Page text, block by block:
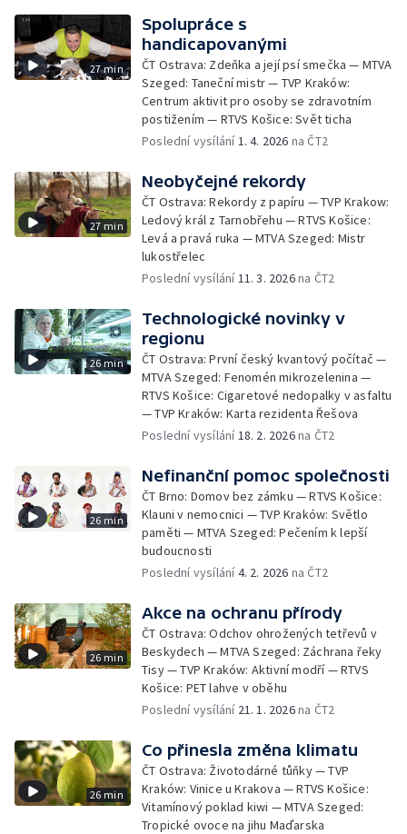
27 min
Spolupráce s
handicapovanými
ČT Ostrava: Zdeňka a její psí smečka — MTVA
Szeged: Taneční mistr — TVP Kraków:
Centrum aktivit pro osoby se zdravotním
postižením — RTVS Košice: Svět ticha
Poslední vysílání1. 4. 2026 na ČT2
27 min
Neobyčejné rekordy
ČT Ostrava: Rekordy z papíru — TVP Krakow:
Ledový král z Tarnobřehu — RTVS Košice:
Levá a pravá ruka — MTVA Szeged: Mistr
lukostřelec
Poslední vysílání11. 3. 2026na ČT2
26 min
Technologické novinky v
regionu
ČT Ostrava: První český kvantový počítač —
MTVA Szeged: Fenomén mikrozelenina —
RTVS Košice: Cigaretové nedopalky v asfaltu
— TVP Kraków: Karta rezidenta Řešova
Poslední vysílání18. 2. 2026na ČT2
26 min
Nefinanční pomoc společnosti
ČT Brno: Domov bez zámku — RTVS Košice:
Klauni v nemocnici — TVP Kraków: Světlo
paměti — MTVA Szeged: Pečením k lepší
budoucnosti
Poslední vysílání4. 2. 2026 na ČT2
26 min
Akce na ochranu přírody
ČT Ostrava: Odchov ohrožených tetřevů v
Beskydech — MTVA Szeged: Záchrana řeky
Tisy — TVP Kraków: Aktivní modří — RTVS
Košice: PET lahve v oběhu
Poslední vysílání 21. 1. 2026na ČT2
26 min
Co přinesla změna klimatu
ČT Ostrava: Životodárné tůňky — TVP
Kraków: Vinice u Krakova — RTVS Košice:
Vitamínový poklad kiwi — MTVA Szeged:
Tropické ovoce na jihu Maďarska